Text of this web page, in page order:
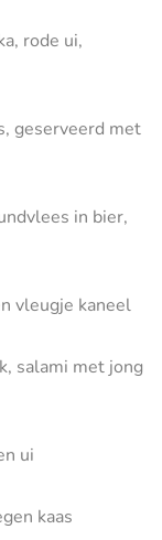
rode ui,
geserveerd met
in bier,
vleugje kaneel
salami met jong
ui
kaas